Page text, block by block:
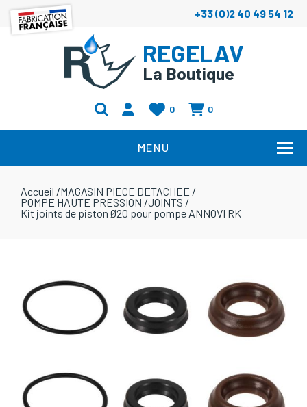
+33 (0)2 40 49 54 12
REGELAV
La Boutique
0 0
MENU
Accueil /MAGASIN PIECE DETACHEE /
POMPE HAUTE PRESSION /JOINTS /
Kit joints de piston Ø20 pour pompe ANNOVI RK